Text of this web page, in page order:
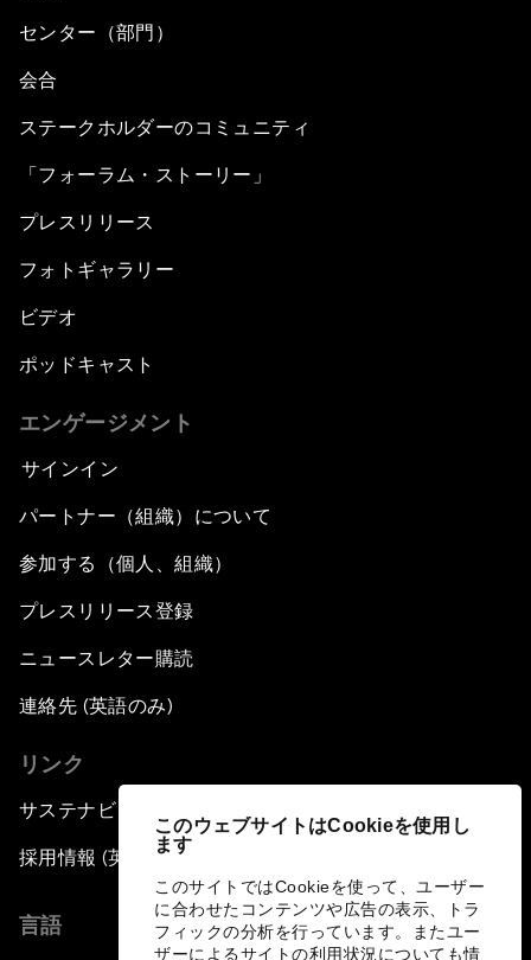
このウェブサイトはCookieを使用し
ます
このサイトではCookieを使って、ユーザー
に合わせたコンテンツや広告の表示、トラ
フィックの分析を行っています。またユー
ザーによるサイトの利用状況についても情
センター（部門）
会合
ステークホルダーのコミュニティ
「フォーラム・ストーリー」
プレスリリース
フォトギャラリー
ビデオ
ポッドキャスト
エンゲージメント
サインイン
パートナー（組織）について
参加する（個人、組織）
プレスリリース登録
ニュースレター購読
連絡先 (英語のみ)
リンク
サステナビリティへの取り組み
採用情報 (英語のみ)
言語